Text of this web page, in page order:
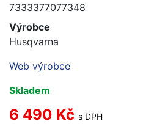
7333377077348
Výrobce
Husqvarna
Web výrobce
Skladem
6 490 Kč s DPH